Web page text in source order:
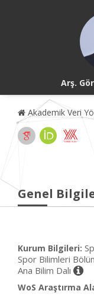
Arş.
Akademik Veri
Genel
Kurum Bilgileri:
Spor Bilimleri
Ana Bilim Dalı
WoS Araştırma